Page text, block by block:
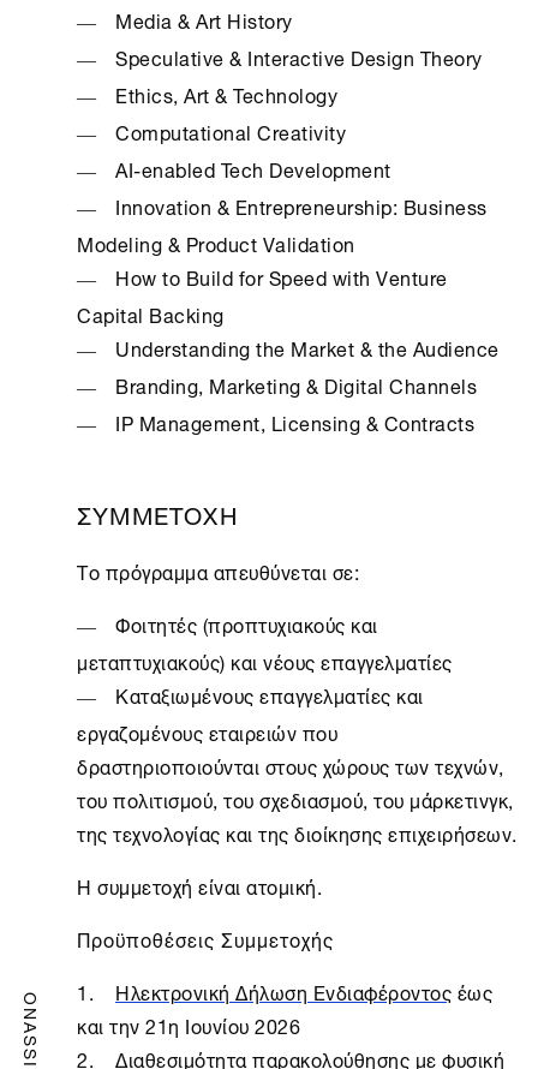
ONASSIS
Media & Art History
Speculative & Interactive Design Theory
Ethics, Art & Technology
Computational Creativity
AI-enabled Tech Development
Innovation & Entrepreneurship: Business
Modeling & Product Validation
How to Build for Speed with Venture
Capital Backing
Understanding the Market & the Audience
Branding, Marketing & Digital Channels
IP Management, Licensing & Contracts
ΣΥΜΜΕΤΟΧΗ
Το πρόγραμμα απευθύνεται σε:
Φοιτητές (προπτυχιακούς και
μεταπτυχιακούς) και νέους επαγγελματίες
Καταξιωμένους επαγγελματίες και
εργαζομένους εταιρειών που
δραστηριοποιούνται στους χώρους των τεχνών,
του πολιτισμού, του σχεδιασμού, του μάρκετινγκ,
της τεχνολογίας και της διοίκησης επιχειρήσεων.
Η συμμετοχή είναι ατομική.
Προϋποθέσεις Συμμετοχής
Ηλεκτρονική Δήλωση Ενδιαφέροντοςέως
και την 21η Ιουνίου 2026
Διαθεσιμότητα παρακολούθησης με φυσική